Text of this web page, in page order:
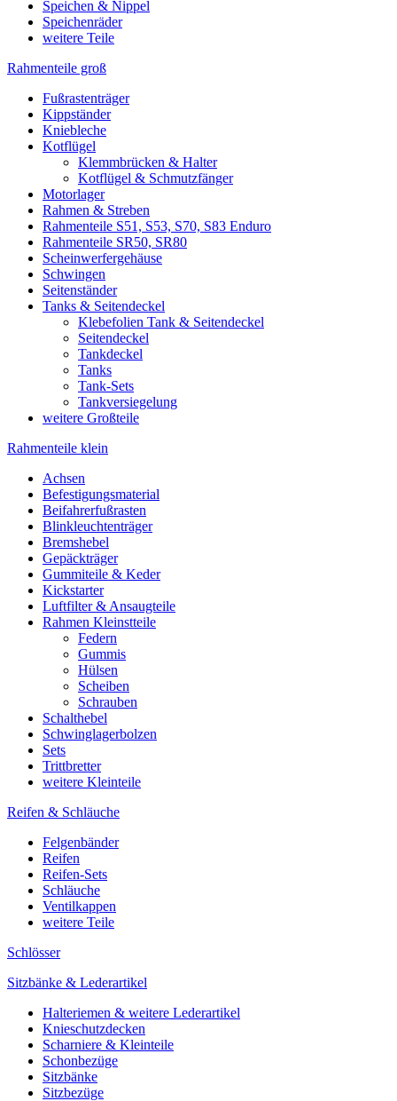
Speichen & Nippel
Speichenräder
weitere Teile
Rahmenteile groß
Fußrastenträger
Kippständer
Kniebleche
Kotflügel
Klemmbrücken & Halter
Kotflügel & Schmutzfänger
Motorlager
Rahmen & Streben
Rahmenteile S51, S53, S70, S83 Enduro
Rahmenteile SR50, SR80
Scheinwerfergehäuse
Schwingen
Seitenständer
Tanks & Seitendeckel
Klebefolien Tank & Seitendeckel
Seitendeckel
Tankdeckel
Tanks
Tank-Sets
Tankversiegelung
weitere Großteile
Rahmenteile klein
Achsen
Befestigungsmaterial
Beifahrerfußrasten
Blinkleuchtenträger
Bremshebel
Gepäckträger
Gummiteile & Keder
Kickstarter
Luftfilter & Ansaugteile
Rahmen Kleinstteile
Federn
Gummis
Hülsen
Scheiben
Schrauben
Schalthebel
Schwinglagerbolzen
Sets
Trittbretter
weitere Kleinteile
Reifen & Schläuche
Felgenbänder
Reifen
Reifen-Sets
Schläuche
Ventilkappen
weitere Teile
Schlösser
Sitzbänke & Lederartikel
Halteriemen & weitere Lederartikel
Knieschutzdecken
Scharniere & Kleinteile
Schonbezüge
Sitzbänke
Sitzbezüge